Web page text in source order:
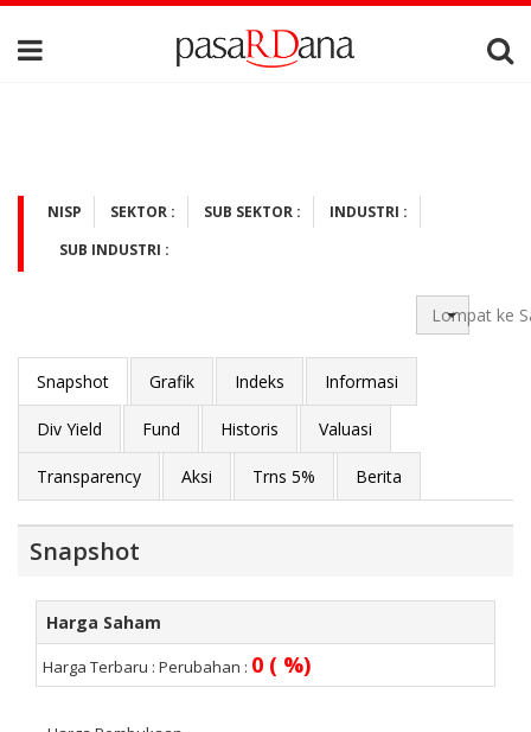
NISP SEKTOR : SUB SEKTOR :
INDUSTRI :
SUB INDUSTRI :
Lompat ke
Snapshot Grafik Indeks Informasi
Div Yield Fund Historis Valuasi
Transparency Aksi Trns 5% Berita
Snapshot
Harga Saham
Harga Terbaru : Perubahan : 0 ( %)